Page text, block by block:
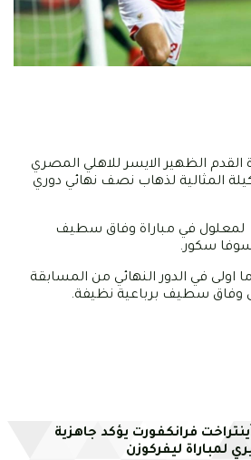
القدم الظهير الايسر للاهلي المصري
المثالية لذهاب نصف نهائي دوري
كما تم اسناد رصيد 8/10 لمعلول في مباراة وفاق سطيف
سكور.
اولى في الدور النهائي من المسابقة
وفاق سطيف برباعية نظيفة.
فرانكفورت يؤكد جاهزية
لمباراة ليفركوزن